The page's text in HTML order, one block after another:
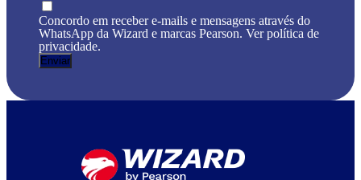
Concordo em receber e-mails e mensagens através do
WhatsApp da Wizard e marcas Pearson. Ver política de
privacidade.